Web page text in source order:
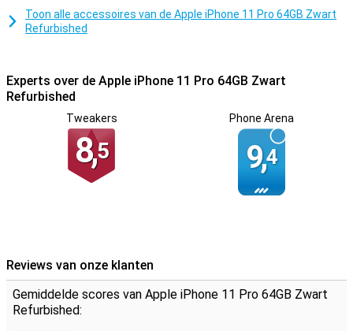
Toon alle accessoires van de Apple iPhone 11 Pro 64GB Zwart
Refurbished
Experts over de Apple iPhone 11 Pro 64GB Zwart
Refurbished
Tweakers
8,5
Phone Arena
9,4
Reviews van onze klanten
Gemiddelde scores van Apple iPhone 11 Pro 64GB Zwart
Refurbished: